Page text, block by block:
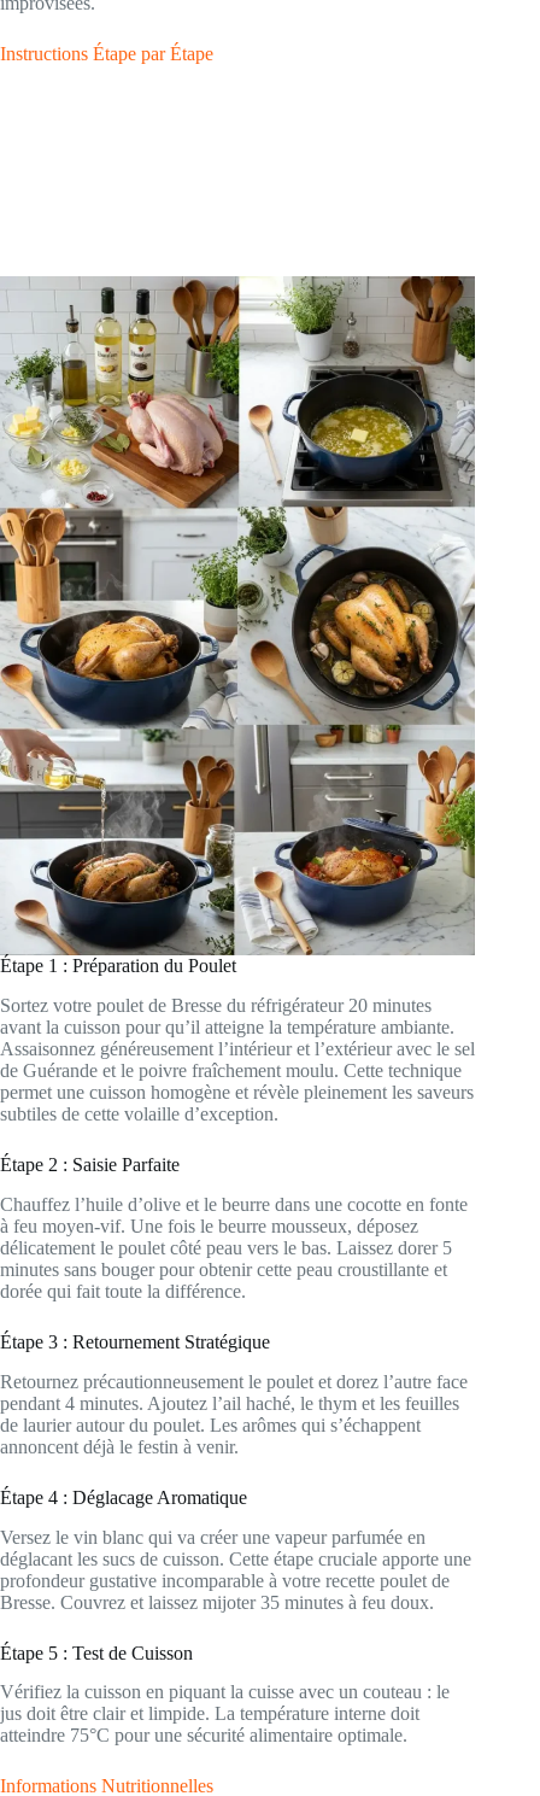
Instructions Étape par Étape
Étape 1 : Préparation du Poulet
Sortez votre poulet de Bresse du réfrigérateur 20 minutes
avant la cuisson pour qu’il atteigne la température ambiante.
Assaisonnez généreusement l’intérieur et l’extérieur avec le sel
de Guérande et le poivre fraîchement moulu. Cette technique
permet une cuisson homogène et révèle pleinement les saveurs
subtiles de cette volaille d’exception.
Étape 2 : Saisie Parfaite
Chauffez l’huile d’olive et le beurre dans une cocotte en fonte
à feu moyen-vif. Une fois le beurre mousseux, déposez
délicatement le poulet côté peau vers le bas. Laissez dorer 5
minutes sans bouger pour obtenir cette peau croustillante et
dorée qui fait toute la différence.
Étape 3 : Retournement Stratégique
Retournez précautionneusement le poulet et dorez l’autre face
pendant 4 minutes. Ajoutez l’ail haché, le thym et les feuilles
de laurier autour du poulet. Les arômes qui s’échappent
annoncent déjà le festin à venir.
Étape 4 : Déglacage Aromatique
Versez le vin blanc qui va créer une vapeur parfumée en
déglacant les sucs de cuisson. Cette étape cruciale apporte une
profondeur gustative incomparable à votre recette poulet de
Bresse. Couvrez et laissez mijoter 35 minutes à feu doux.
Étape 5 : Test de Cuisson
Vérifiez la cuisson en piquant la cuisse avec un couteau : le
jus doit être clair et limpide. La température interne doit
atteindre 75°C pour une sécurité alimentaire optimale.
Informations Nutritionnelles